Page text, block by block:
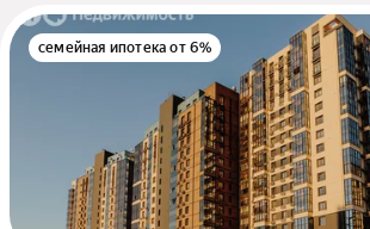
семейная ипотека от 6%